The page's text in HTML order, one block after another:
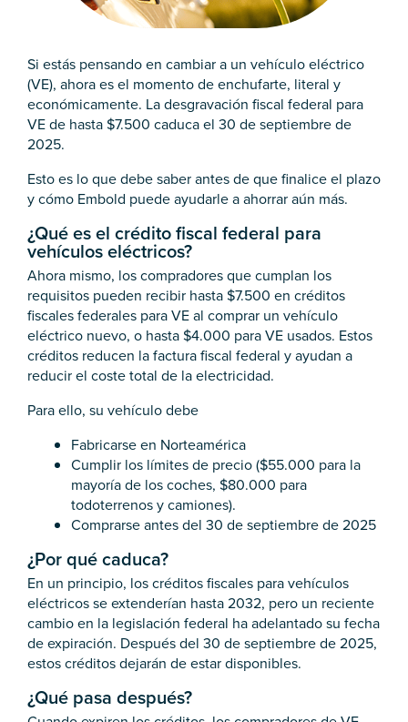
Si estás pensando en cambiar a un vehículo eléctrico
(VE), ahora es el momento de enchufarte, literal y
económicamente. La desgravación fiscal federal para
VE de hasta $7.500 caduca el 30 de septiembre de
2025.
Esto es lo que debe saber antes de que finalice el plazo
y cómo Embold puede ayudarle a ahorrar aún más.
¿Qué es el crédito fiscal federal para
vehículos eléctricos?
Ahora mismo, los compradores que cumplan los
requisitos pueden recibir hasta $7.500 en créditos
fiscales federales para VE al comprar un vehículo
eléctrico nuevo, o hasta $4.000 para VE usados. Estos
créditos reducen la factura fiscal federal y ayudan a
reducir el coste total de la electricidad.
Para ello, su vehículo debe
Fabricarse en Norteamérica
Cumplir los límites de precio ($55.000 para la
mayoría de los coches, $80.000 para
todoterrenos y camiones).
Comprarse antes del 30 de septiembre de 2025
¿Por qué caduca?
En un principio, los créditos fiscales para vehículos
eléctricos se extenderían hasta 2032, pero un reciente
cambio en la legislación federal ha adelantado su fecha
de expiración. Después del 30 de septiembre de 2025,
estos créditos dejarán de estar disponibles.
¿Qué pasa después?